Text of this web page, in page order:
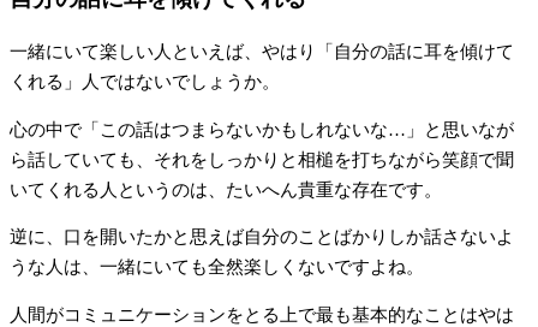
一緒にいて楽しい人といえば、やはり「自分の話に耳を傾けて
くれる」人ではないでしょうか。
心の中で「この話はつまらないかもしれないな…」と思いなが
ら話していても、それをしっかりと相槌を打ちながら笑顔で聞
いてくれる人というのは、たいへん貴重な存在です。
逆に、口を開いたかと思えば自分のことばかりしか話さないよ
うな人は、一緒にいても全然楽しくないですよね。
人間がコミュニケーションをとる上で最も基本的なことはやは